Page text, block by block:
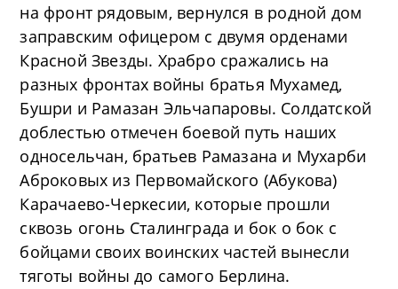
на фронт рядовым, вернулся в родной дом
заправским офицером с двумя орденами
Красной Звезды. Храбро сражались на
разных фронтах войны братья Мухамед,
Бушри и Рамазан Эльчапаровы. Солдатской
доблестью отмечен боевой путь наших
односельчан, братьев Рамазана и Мухарби
Аброковых из Первомайского (Абукова)
Карачаево-Черкесии, которые прошли
сквозь огонь Сталинграда и бок о бок с
бойцами своих воинских частей вынесли
тяготы войны до самого Берлина.